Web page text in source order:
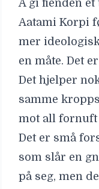
Å gi fienden
Aatami Korpi
mer
en måte. Det
Det hjelper
samme
mot all fornuft
Det er små
som slår en
på seg, men